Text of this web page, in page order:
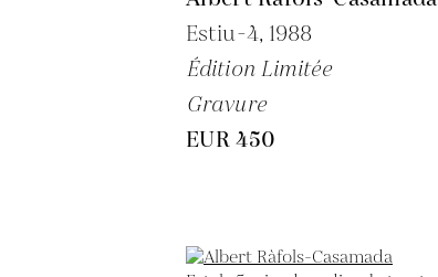
Estiu-4, 1988
Édition Limitée
Gravure
EUR 450